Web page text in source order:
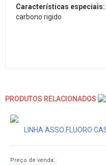
Características especiais:
carbono rigido
PRODUTOS RELACIONADOS
LINHA ASSO FLUORO
Preço de venda: